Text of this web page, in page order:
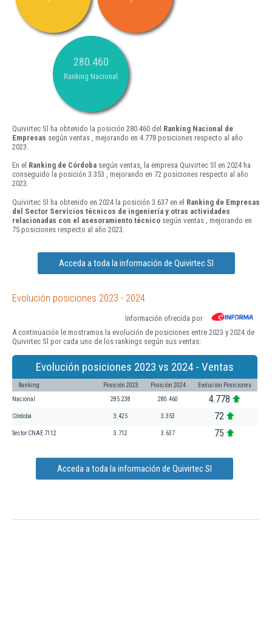
280.460
Ranking Nacional
Quivirtec Sl ha obtenido la posición 280.460 del Ranking Nacional de
Empresas según ventas , mejorando en 4.778 posiciones respecto al año
2023.
En el Ranking de Córdoba según ventas, la empresa Quivirtec Sl en 2024 ha
conseguido la posición 3.353 , mejorando en 72 posiciones respecto al año
2023.
Quivirtec Sl ha obtenido en 2024 la posición 3.637 en el Ranking de Empresas
del Sector Servicios técnicos de ingeniería y otras actividades
relacionadas con el asesoramiento técnico según ventas , mejorando en
75 posiciones respecto al año 2023.
Acceda a toda la información de Quivirtec Sl
Evolución posiciones 2023 - 2024
Información ofrecida por
A continuación le mostramos la evolución de posiciones entre 2023 y 2024 de
Quivirtec Sl por cada uno de los rankings según sus ventas:
Evolución posiciones 2023 vs 2024 - Ventas
Ranking Posición 2023 Posición 2024 Evolución Posiciones
Nacional 285.238 280.460 4.778
Córdoba 3.425 3.353 72
Sector CNAE 7112 3.712 3.637 75
Acceda a toda la información de Quivirtec Sl